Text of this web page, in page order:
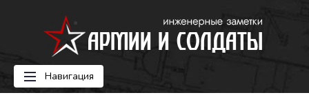
Навигация